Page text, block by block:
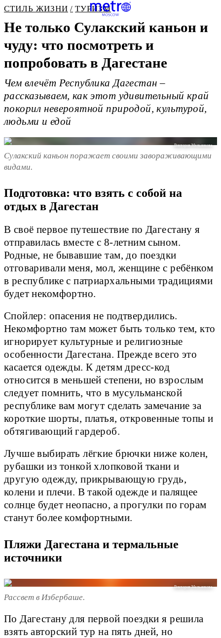
СТИЛЬ ЖИЗНИ ТУРИЗМ
Не только Сулакский каньон и
чуду: что посмотреть и
попробовать в Дагестане
Чем влечёт Республика Дагестан –
рассказываем, как этот удивительный край
покорил невероятной природой, культурой,
людьми и едой
Виктория Мельникова
Сулакский каньон поражает своими завораживающими
видами.
Подготовка: что взять с собой на
отдых в Дагестан
В своё первое путешествие по Дагестану я
отправилась вместе с 8-летним сыном.
Родные, не бывавшие там, до поездки
отговаривали меня, мол, женщине с ребёнком
в республике с патриархальными традициями
будет некомфортно.
Спойлер: опасения не подтвердились.
Некомфортно там может быть только тем, кто
игнорирует культурные и религиозные
особенности Дагестана. Прежде всего это
касается одежды. К детям дресс-код
относится в меньшей степени, но взрослым
следует помнить, что в мусульманской
республике вам могут сделать замечание за
короткие шорты, платья, откровенные топы и
обтягивающий гардероб.
Лучше выбирать лёгкие брючки ниже колен,
рубашки из тонкой хлопковой ткани и
другую одежду, прикрывающую грудь,
колени и плечи. В такой одежде и палящее
солнце будет неопасно, а прогулки по горам
станут более комфортными.
Пляжи Дагестана и термальные
источники
Виктория Мельникова
Рассвет в Избербаше.
По Дагестану для первой поездки я решила
взять авторский тур на пять дней, но